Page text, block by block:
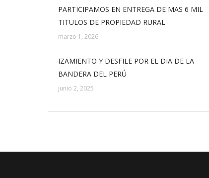
PARTICIPAMOS EN ENTREGA DE MAS 6 MIL
TITULOS DE PROPIEDAD RURAL
marzo 1, 2026
IZAMIENTO Y DESFILE POR EL DIA DE LA
BANDERA DEL PERÚ
junio 2, 2025